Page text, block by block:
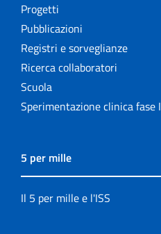
Progetti
Pubblicazioni
Registri e sorveglianze
Ricerca collaboratori
Scuola
Sperimentazione clinica fase I
5 per mille
Il 5 per mille e l'ISS